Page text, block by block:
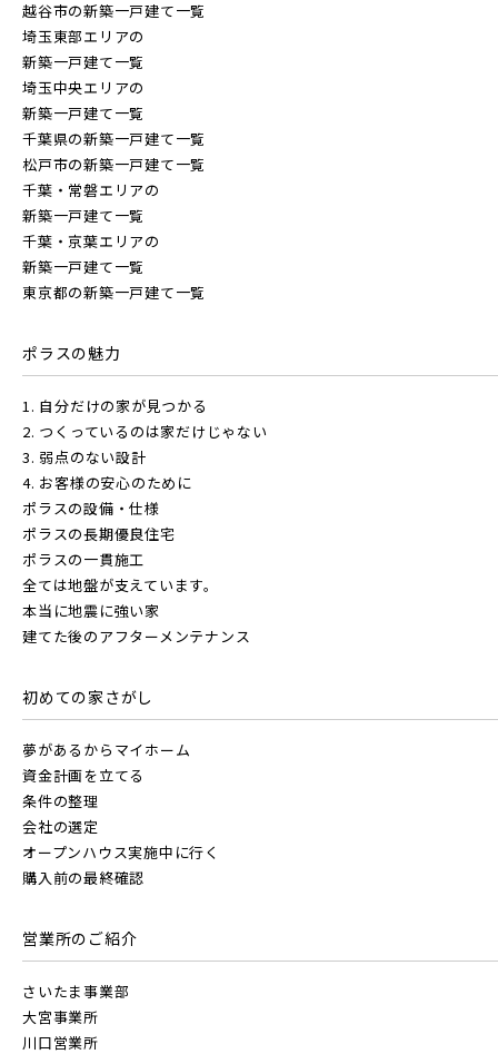
越谷市の新築一戸建て一覧
埼玉東部エリアの
新築一戸建て一覧
埼玉中央エリアの
新築一戸建て一覧
千葉県の新築一戸建て一覧
松戸市の新築一戸建て一覧
千葉・常磐エリアの
新築一戸建て一覧
千葉・京葉エリアの
新築一戸建て一覧
東京都の新築一戸建て一覧
ポラスの魅力
1. 自分だけの家が見つかる
2. つくっているのは家だけじゃない
3. 弱点のない設計
4. お客様の安心のために
ポラスの設備・仕様
ポラスの長期優良住宅
ポラスの一貫施工
全ては地盤が支えています。
本当に地震に強い家
建てた後のアフターメンテナンス
初めての家さがし
夢があるからマイホーム
資金計画を立てる
条件の整理
会社の選定
オープンハウス実施中に行く
購入前の最終確認
営業所のご紹介
さいたま事業部
大宮事業所
川口営業所